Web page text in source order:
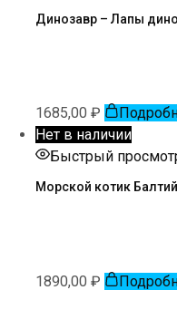
Динозавр – Лапы
1685,00 ₽
Нет в наличии
Быстрый
Морской котик
1890,00 ₽